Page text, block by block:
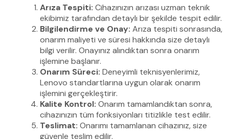
Arıza Tespiti: Cihazınızın arızası uzman teknik
ekibimiz tarafından detaylı bir şekilde tespit edilir.
Bilgilendirme ve Onay: Arıza tespiti sonrasında,
onarım maliyeti ve süresi hakkında size detaylı
bilgi verilir. Onayınız alındıktan sonra onarım
işlemine başlanır.
Onarım Süreci: Deneyimli teknisyenlerimiz,
Lenovo standartlarına uygun olarak onarım
işlemini gerçekleştirir.
Kalite Kontrol: Onarım tamamlandıktan sonra,
cihazınızın tüm fonksiyonları titizlikle test edilir.
Teslimat: Onarımı tamamlanan cihazınız, size
güvenle teslim edilir.